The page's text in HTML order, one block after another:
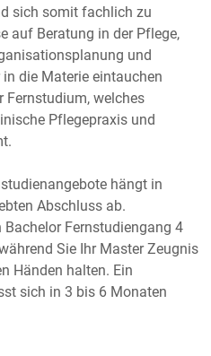
sich somit fachlich zu
auf Beratung in der Pflege,
und
die Materie eintauchen
Fernstudium, welches
Pflegepraxis und
hängt in
Abschluss ab.
Fernstudiengang 4
Sie Ihr Master Zeugnis
Händen halten. Ein
sich in 3 bis 6 Monaten